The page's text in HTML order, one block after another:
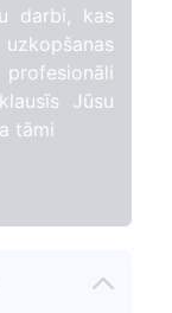
darbi, kas
Jūsu
tāmi